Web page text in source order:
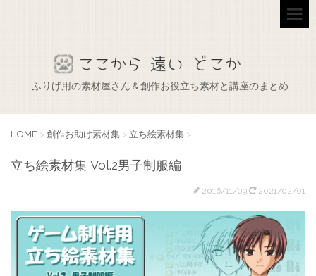
ふりげ用の素材屋さん＆創作お役立ち素材と講座のまとめ
HOME > 創作お助け素材集 > 立ち絵素材集 >
立ち絵素材集 Vol.2男子制服編
2016/11/09 2021/02/01